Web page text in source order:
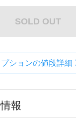
SOLD OUT
プションの値段詳細
報